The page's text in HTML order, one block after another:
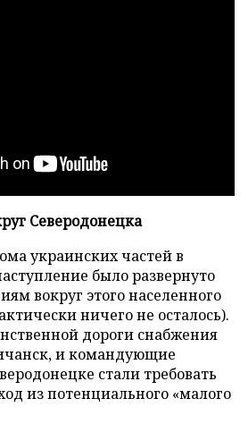
Северодонецка
украинских частей в
было развернуто
вокруг этого населенного
ничего не осталось).
дороги снабжения
и командующие
стали требовать
из потенциального «малого